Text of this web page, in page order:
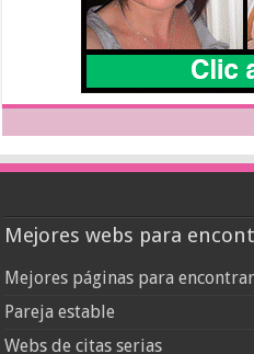
Mejores webs para
Mejores páginas para
Pareja estable
Webs de citas serias